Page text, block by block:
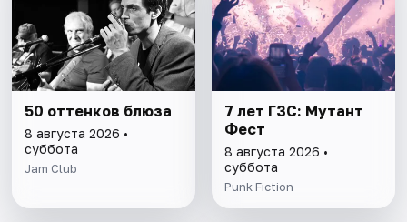
50 оттенков блюза
8 августа 2026 •
суббота
Jam Club
7 лет ГЗС: Мутант
Фест
8 августа 2026 •
суббота
Punk Fiction